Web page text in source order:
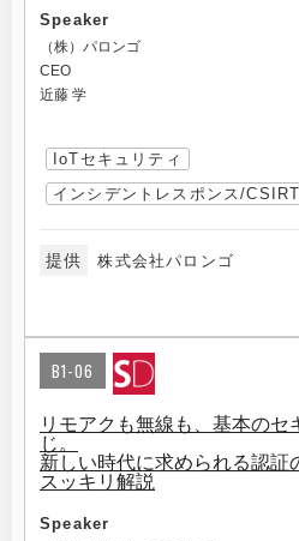
Speaker
（株）パロンゴ
CEO
近藤 学
IoTセキュリティ
インシデントレスポンス/
提供 株式会社パロンゴ
B1-06
リモアクも無線も、基本のセ
じ。
新しい時代に求められる認証
スッキリ解説
Speaker